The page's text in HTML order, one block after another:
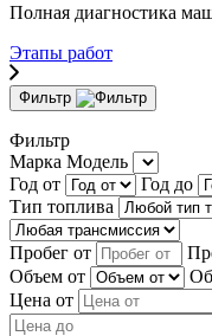
Полная диагностика
Этапы работ
Фильтр
Фильтр
Марка Модель
Год от
Год до
Тип топлива
Пробег от
Объем от
Цена от